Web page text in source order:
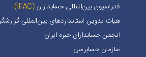
فدراسیون بین‌المللی حسابداران (IFAC)
هیات تدوین استانداردهای بین‌المللی
انجمن حسابداران خبره ايران
سازمان حسابرسی